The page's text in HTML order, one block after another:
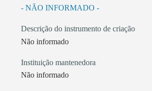
- NÃO INFORMADO -
Descrição do instrumento de criação
Não informado
Instituição mantenedora
Não informado